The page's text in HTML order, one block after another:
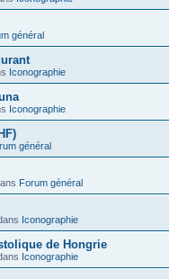
général
Iconographie
Iconographie
général
Forum général
Iconographie
de Hongrie
Iconographie